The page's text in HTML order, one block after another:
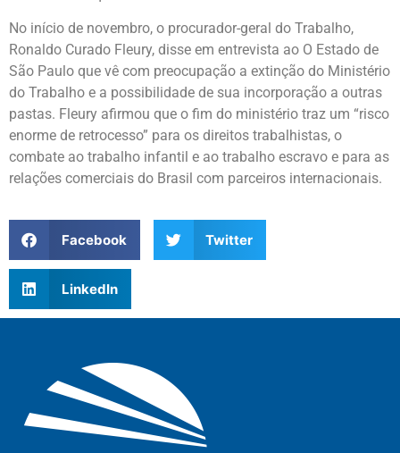
No início de novembro, o procurador-geral do Trabalho,
Ronaldo Curado Fleury, disse em entrevista ao O Estado de
São Paulo que vê com preocupação a extinção do Ministério
do Trabalho e a possibilidade de sua incorporação a outras
pastas. Fleury afirmou que o fim do ministério traz um “risco
enorme de retrocesso” para os direitos trabalhistas, o
combate ao trabalho infantil e ao trabalho escravo e para as
relações comerciais do Brasil com parceiros internacionais.
Facebook Twitter
LinkedIn